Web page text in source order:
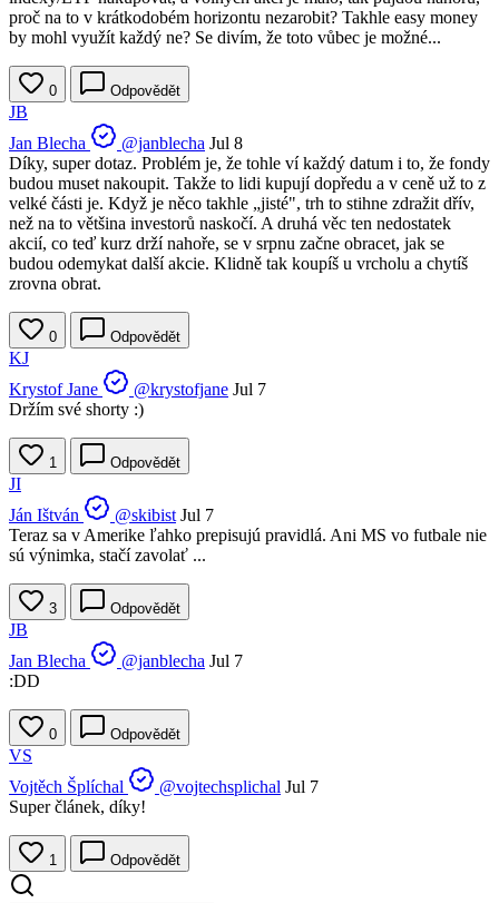
proč na to v krátkodobém horizontu nezarobit? Takhle easy money
by mohl využít každý ne? Se divím, že toto vůbec je možné...
0 Odpovědět
JB
Jan Blecha
@janblecha Jul 8
Díky, super dotaz. Problém je, že tohle ví každý datum i to, že fondy
budou muset nakoupit. Takže to lidi kupují dopředu a v ceně už to z
velké části je. Když je něco takhle „jisté", trh to stihne zdražit dřív,
než na to většina investorů naskočí. A druhá věc ten nedostatek
akcií, co teď kurz drží nahoře, se v srpnu začne obracet, jak se
budou odemykat další akcie. Klidně tak koupíš u vrcholu a chytíš
zrovna obrat.
0 Odpovědět
KJ
Krystof Jane
@krystofjane Jul 7
Držím své shorty :)
1 Odpovědět
JI
Ján Ištván
@skibist Jul 7
Teraz sa v Amerike ľahko prepisujú pravidlá. Ani MS vo futbale nie
sú výnimka, stačí zavolať ...
3 Odpovědět
JB
Jan Blecha
@janblecha Jul 7
:DD
0 Odpovědět
VS
Vojtěch Šplíchal
@vojtechsplichal Jul 7
Super článek, díky!
1 Odpovědět